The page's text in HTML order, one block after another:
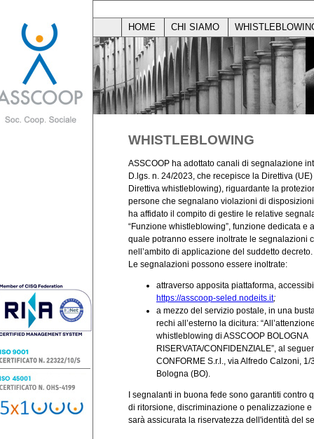
HOME CHI SIAMO
WHISTLEBLOWING
ASSCOOP ha adottato canali di segnalazione
D.lgs. n. 24/2023, che recepisce la Direttiva
Direttiva whistleblowing), riguardante la
persone che segnalano violazioni di
ha affidato il compito di gestire le relative
“Funzione whistleblowing”, funzione dedicata e
quale potranno essere inoltrate le segnalazioni
nell’ambito di applicazione del suddetto decreto.
Le segnalazioni possono essere inoltrate:
attraverso apposita piattaforma,
https://asscoop-seled.nodeits.it;
a mezzo del servizio postale, in una
rechi all’esterno la dicitura:
whistleblowing di ASSCOOP BOLOGNA
RISERVATA/CONFIDENZIALE”, al
CONFORME S.r.l., via Alfredo Calzoni, 1/
Bologna (BO).
I segnalanti in buona fede sono garantiti contro
di ritorsione, discriminazione o penalizzazione
sarà assicurata la riservatezza dell'identità del